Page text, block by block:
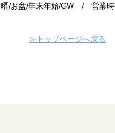
曜/お盆/年末年始/GW / 営業時
≫トップページへ戻る